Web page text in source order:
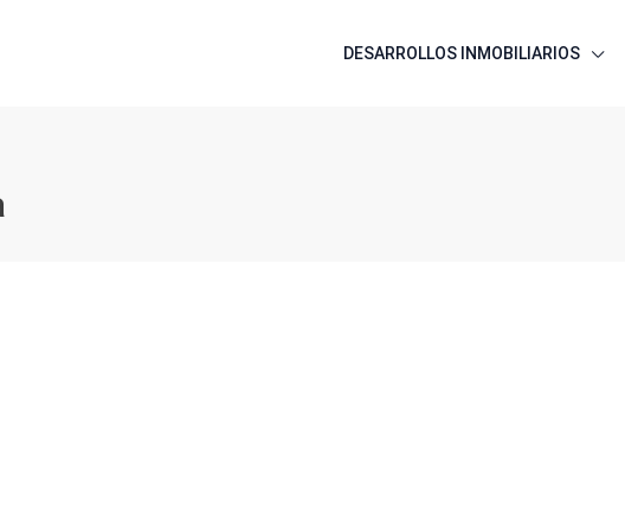
DESARROLLOS INMOBILIARIOS